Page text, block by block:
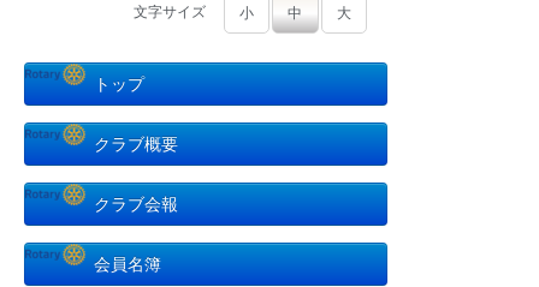
文字サイズ 小 中 大
トップ
クラブ概要
クラブ会報
会員名簿